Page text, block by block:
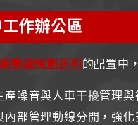
作辦公區
動線規劃原則 的配置中
產噪音與人車干擾管理
內部管理動線分開，強化